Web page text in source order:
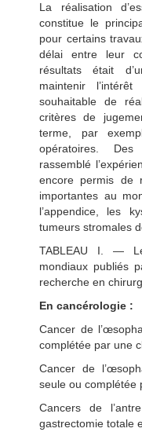
La réalisation
constitue le
pour certains
délai entre leur
résultats était
maintenir
souhaitable de
critères de
terme, par
opératoires.
rassemblé
encore permis de
importantes au
l’appendice, les
tumeurs stromales
TABLEAU I. —
mondiaux publiés
recherche en
En cancérologie :
Cancer de
complétée par une
Cancer de
seule ou complétée
Cancers de
gastrectomie totale